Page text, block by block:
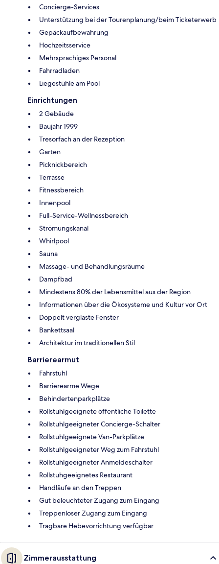
Concierge-Services
Unterstützung bei der Tourenplanung/beim Ticketerwerb
Gepäckaufbewahrung
Hochzeitsservice
Mehrsprachiges Personal
Fahrradladen
Liegestühle am Pool
Einrichtungen
2 Gebäude
Baujahr 1999
Tresorfach an der Rezeption
Garten
Picknickbereich
Terrasse
Fitnessbereich
Innenpool
Full-Service-Wellnessbereich
Strömungskanal
Whirlpool
Sauna
Massage- und Behandlungsräume
Dampfbad
Mindestens 80% der Lebensmittel aus der Region
Informationen über die Ökosysteme und Kultur vor Ort
Doppelt verglaste Fenster
Bankettsaal
Architektur im traditionellen Stil
Barrierearmut
Fahrstuhl
Barrierearme Wege
Behindertenparkplätze
Rollstuhlgeeignete öffentliche Toilette
Rollstuhlgeeigneter Concierge-Schalter
Rollstuhlgeeignete Van-Parkplätze
Rollstuhlgeeigneter Weg zum Fahrstuhl
Rollstuhlgeeigneter Anmeldeschalter
Rollstuhgeeignetes Restaurant
Handläufe an den Treppen
Gut beleuchteter Zugang zum Eingang
Treppenloser Zugang zum Eingang
Tragbare Hebevorrichtung verfügbar
Zimmerausstattung